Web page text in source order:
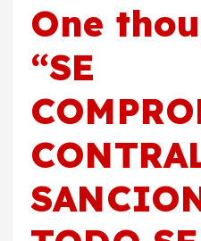
One
“SE